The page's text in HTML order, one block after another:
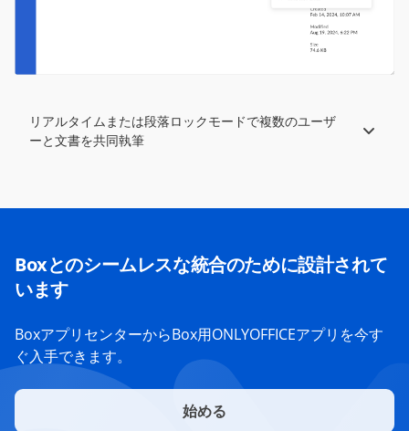
リアルタイムまたは段落ロックモードで複数のユーザ
ーと文書を共同執筆
Boxとのシームレスな統合のために設計されて
います
BoxアプリセンターからBox用ONLYOFFICEアプリを今す
ぐ入手できます。
始める